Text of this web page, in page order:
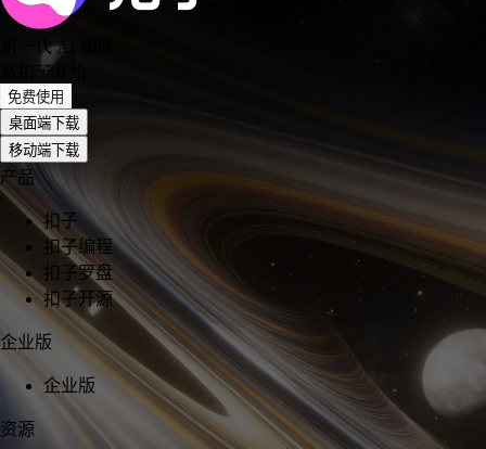
新一代 AI 团队
从扣子开始
免费使用
桌面端下载
移动端下载
产品
扣子
扣子编程
扣子罗盘
扣子开源
企业版
企业版
资源